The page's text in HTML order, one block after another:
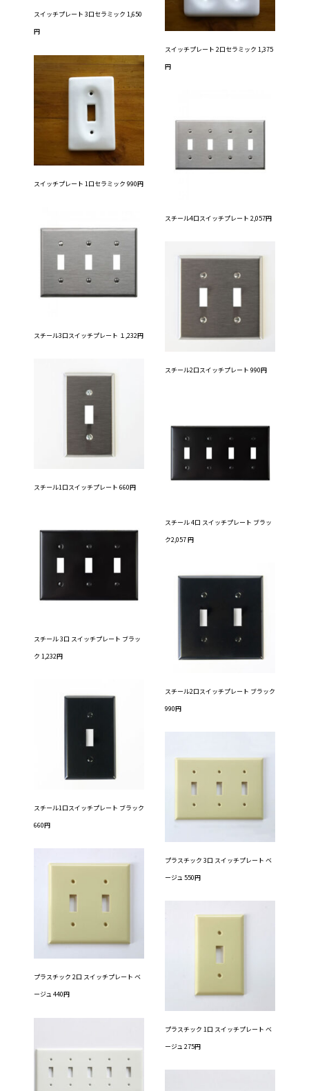
スイッチプレート 3口セラミック 1,650
円
スイッチプレート 2口セラミック 1,375
円
スイッチプレート 1口セラミック 990円
スチール4口スイッチプレート 2,057円
スチール3口スイッチプレート １,232円
スチール2口スイッチプレート 990円
スチール1口スイッチプレート 660円
スチール 4口 スイッチプレート ブラッ
ク2,057 円
スチール 3口 スイッチプレート ブラッ
ク 1,232円
スチール2口スイッチプレート ブラック
990円
スチール1口スイッチプレート ブラック
660円
プラスチック 3口 スイッチプレート ベ
ージュ 550円
プラスチック 2口 スイッチプレート ベ
ージュ 440円
プラスチック 1口 スイッチプレート ベ
ージュ 275円